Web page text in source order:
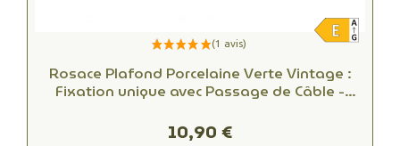
Rosace Plafond Porcelaine Verte Vintage :
Fixation unique avec Passage de Câble -
10,90 €